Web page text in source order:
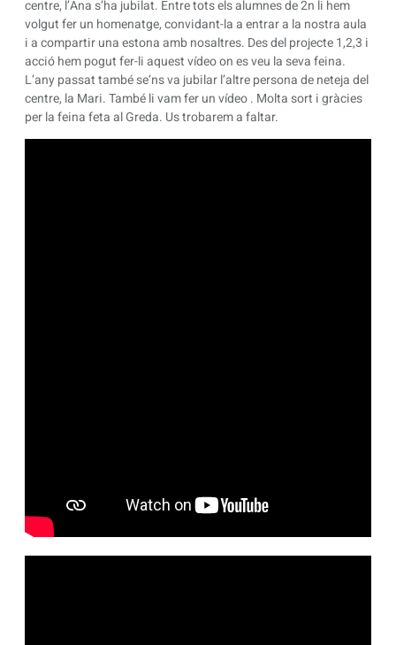
centre, l’Ana s’ha jubilat. Entre tots els alumnes de 2n li hem
volgut fer un homenatge, convidant-la a entrar a la nostra aula
i a compartir una estona amb nosaltres. Des del projecte 1,2,3 i
acció hem pogut fer-li aquest vídeo on es veu la seva feina.
L’any passat també se’ns va jubilar l’altre persona de neteja del
centre, la Mari. També li vam fer un vídeo . Molta sort i gràcies
per la feina feta al Greda. Us trobarem a faltar.